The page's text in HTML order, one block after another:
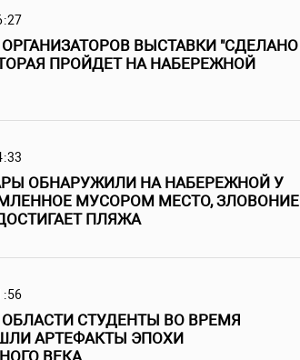
ВЫСТАВКИ "СДЕЛАНО
ПРОЙДЕТ НА НАБЕРЕЖНОЙ
ОБНАРУЖИЛИ НА НАБЕРЕЖНОЙ У
МУСОРОМ МЕСТО, ЗЛОВОНИЕ
ПЛЯЖА
СТУДЕНТЫ ВО ВРЕМЯ
АРТЕФАКТЫ ЭПОХИ